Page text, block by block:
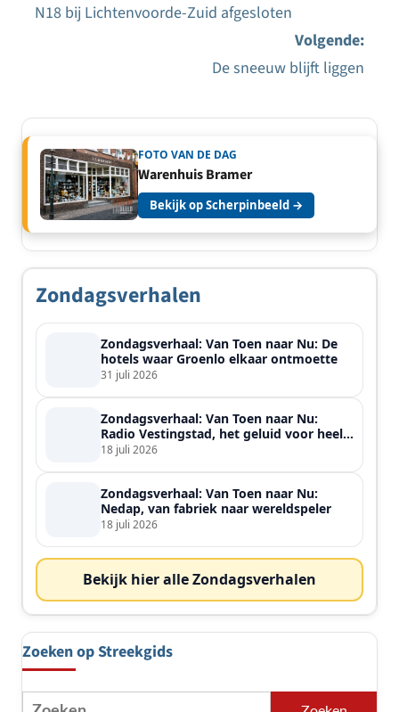
Bericht
N18 bij Lichtenvoorde-Zuid afgesloten
Volgende:
De sneeuw blijft liggen
FOTO VAN DE DAG
Warenhuis Bramer
Bekijk op Scherpinbeeld →
Zondagsverhalen
Zondagsverhaal: Van Toen naar Nu: De
hotels waar Groenlo elkaar ontmoette
31 juli 2026
Zondagsverhaal: Van Toen naar Nu:
Radio Vestingstad, het geluid voor heel
de streek
18 juli 2026
Zondagsverhaal: Van Toen naar Nu:
Nedap, van fabriek naar wereldspeler
18 juli 2026
Bekijk hier alle Zondagsverhalen
Zoeken op Streekgids
Zoeken